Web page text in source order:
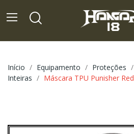
Início Equipamento Proteções
Inteiras
Máscara TPU Punisher Red